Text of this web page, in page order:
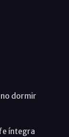
dormir
íntegra